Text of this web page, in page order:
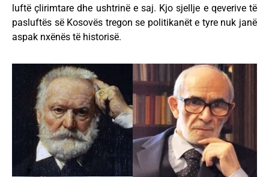
luftë çlirimtare dhe ushtrinë e saj. Kjo sjellje e qeverive të
pasluftës së Kosovës tregon se politikanët e tyre nuk janë
aspak nxënës të historisë.